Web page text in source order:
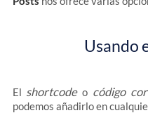
Usando
El shortcodeo código
podemos añadirlo en